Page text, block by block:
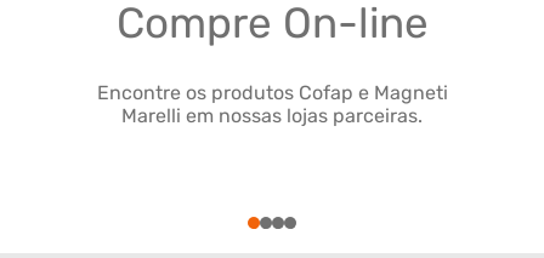
Compre On-line
Encontre os produtos Cofap e Magneti
Marelli em nossas lojas parceiras.
1234